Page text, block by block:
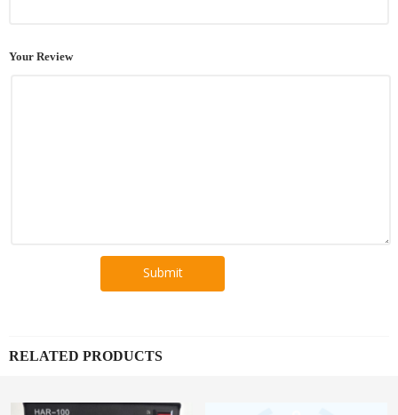
Your Review
RELATED PRODUCTS